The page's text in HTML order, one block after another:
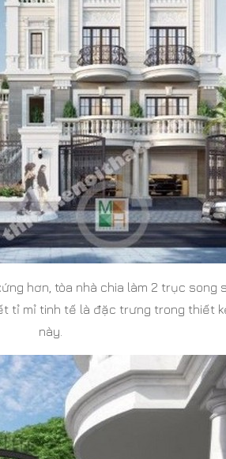
hơn, tòa nhà chia làm 2 trục song
tỉ mỉ tinh tế là đặc trưng trong thiết
này.